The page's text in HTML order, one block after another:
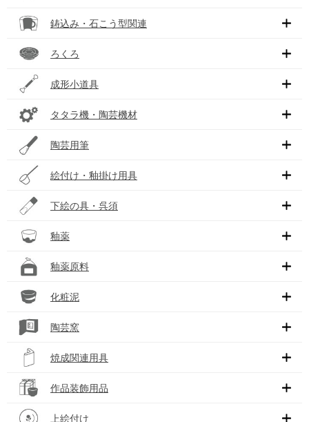
鋳込み・石こう型関連
ろくろ
成形小道具
タタラ機・陶芸機材
陶芸用筆
絵付け・釉掛け用具
下絵の具・呉須
釉薬
釉薬原料
化粧泥
陶芸窯
焼成関連用具
作品装飾用品
上絵付け